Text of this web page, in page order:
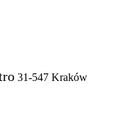
31-547 Kraków